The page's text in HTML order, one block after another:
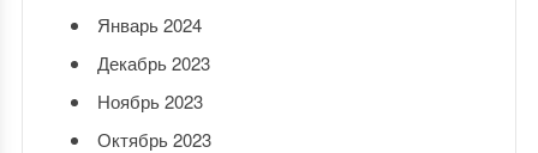
Январь 2024
Декабрь 2023
Ноябрь 2023
Октябрь 2023